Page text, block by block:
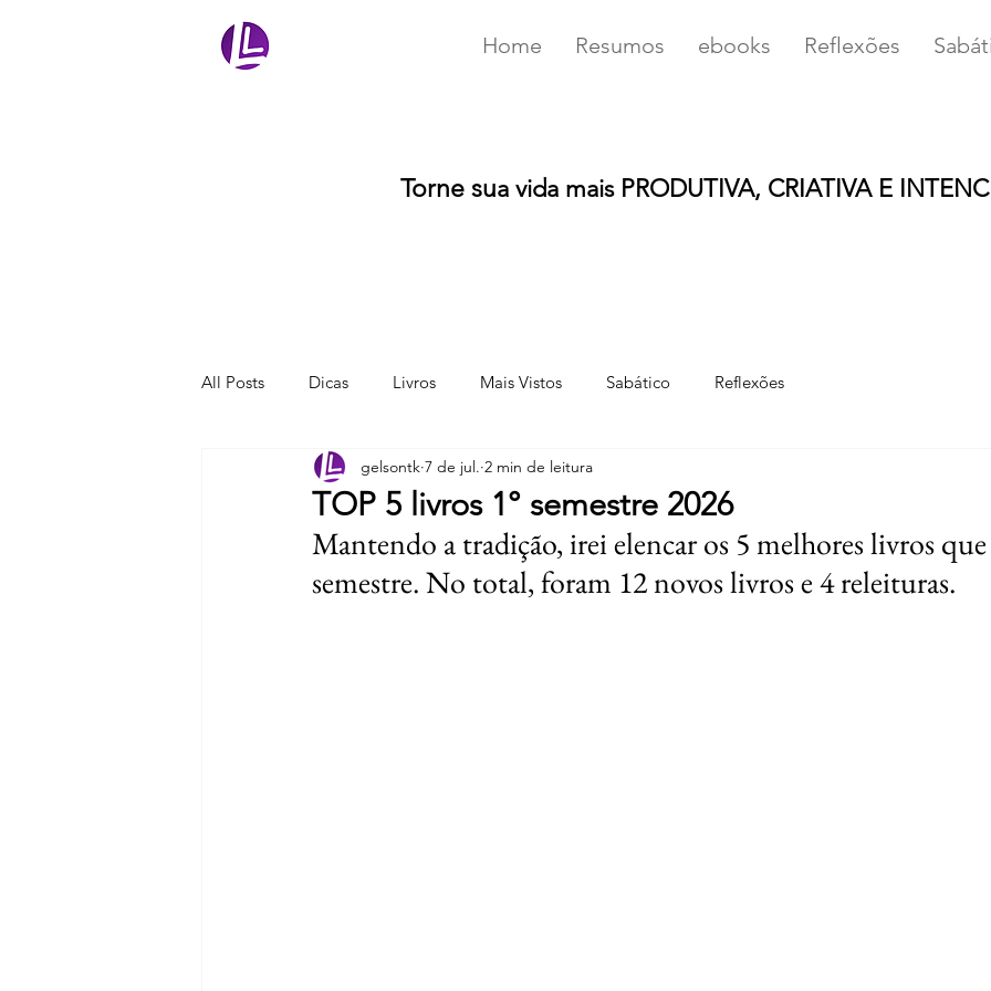
Home Resumos ebooks Reflexões
Torne sua vida mais PRODUTIVA, CRIATIVA E
All Posts Dicas Livros Mais Vistos Sabático Reflexões
TOP 5 livros 1° semestre 2026
gelsontk 7 de jul. 2 min de leitura
Mantendo a tradição, irei elencar os 5 melhores livros
semestre. No total, foram 12 novos livros e 4 releituras.